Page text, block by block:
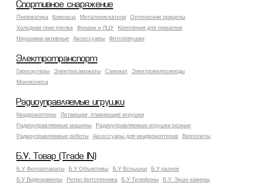
Спортивное снаряжение
Пневматика Компасы Металлоискатели
Оптические прицелы
Холодная пристрелка
Фонари и ЛЦУ
Крепления для прицелов
Наушники активные
Аксессуары Фотоловушки
Электротранспорт
Гироскутеры Электросамокаты Самокат
Электровелосипеды
Моноколеса
Радиоуправляемые игрушки
Квадрокоптеры
Летающие, плавающие игрушки
Радиоуправляемые машины
Радиоуправляемые игрушки разные
Радиоуправляемые роботы
Аксессуары для квадрокоптеров Вертолеты
Б.У. Товар (Trade IN)
Б.У Фотоаппараты Б.У Объективы Б.У Вспышки
Б.У разное
Б.У Видеокамеры
Ретро фототехника Б.У Телефоны
Б.У. Экшн камеры